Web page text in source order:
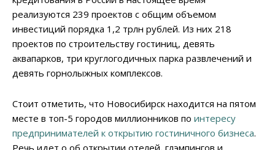
реализуются 239 проектов с общим объемом
инвестиций порядка 1,2 трлн рублей. Из них 218
проектов по строительству гостиниц, девять
аквапарков, три круглогодичных парка развлечений и
девять горнолыжных комплексов.
Стоит отметить, что Новосибирск находится на пятом
месте в топ-5 городов миллионников по интересу
предпринимателей к открытию гостиничного бизнеса.